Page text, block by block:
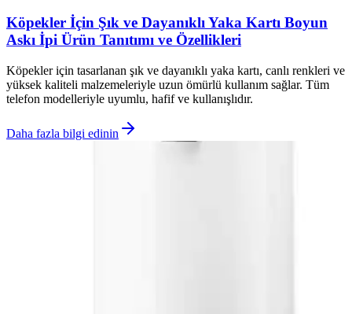
Köpekler İçin Şık ve Dayanıklı Yaka Kartı Boyun
Askı İpi Ürün Tanıtımı ve Özellikleri
Köpekler için tasarlanan şık ve dayanıklı yaka kartı, canlı renkleri ve
yüksek kaliteli malzemeleriyle uzun ömürlü kullanım sağlar. Tüm
telefon modelleriyle uyumlu, hafif ve kullanışlıdır.
Daha fazla bilgi edinin